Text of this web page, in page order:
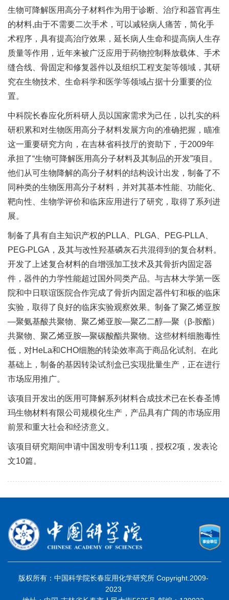
生物可降解医用高分子材料作为用于诊断、治疗和器官再生
的材料,由于不需要二次手术，可以减轻病人痛苦，简化手
术程序，具有提高治疗效果，延长病人生命和提高病人生存
质量等作用，近年来被广泛应用于药物控制释放载体、手术
缝合线、骨固定和修复器件以及组织工程支架等领域，其研
究在生物技术、生命科学和医学等领域占据十分重要的位
置。
中科院长春应化所科研人员以国家需求为己任，以扎实的科
研积累和对生物医用高分子材料发展方向的准确把握，瞄准
这一重要研究方向，在吉林省科技厅的资助下，于2009年
承担了“生物可降解医用高分子材料及其制品的开发”项目。
他们从可生物降解的高分子材料的结构设计出发，制备了不
同种类的生物医用高分子材料，并对其基本性能、功能化、
靶向性、生物学评价和临床应用进行了研究，取得了系列进
展。
制备了具有自主知识产权的PLLA、PLGA、PEG-PLLA、
PEG-PLGA，及其与改性羟基磷灰石共混得到的复合材料。
开发了上述复合材料的自增强加工技术及其骨折内固定器
件，器件的力学性能超过国外同类产品。与吉林大学第一医
院和中日联谊医院合作完成了骨折内固定器件钉和板的临床
实验，取得了良好的临床实验观察效果。制备了聚乙烯亚胺
—聚氨基酸共聚物、聚乙烯亚胺—聚乙二醇—聚（β-胺酯）
共聚物、聚乙烯亚胺—聚碳酸酯共聚物。这些材料细胞毒性
低，对HeLa和CHO细胞的转染效率高于商品化试剂。在此
基础上，制备的基因转染试剂盒已实现批量生产，正在进行
市场应用推广。
该项目开发出的医用可降解系列材料合成技术已在长春圣博
玛生物材料有限公司规模化生产，产品具有广阔的市场应用
前景和重大社会和经济意义。
该项目研究期间申请中国发明专利11项，授权2项，发表论
文10篇。
版权所有：中国科学院长春应用化学研究所 Copyright.2009-
2023